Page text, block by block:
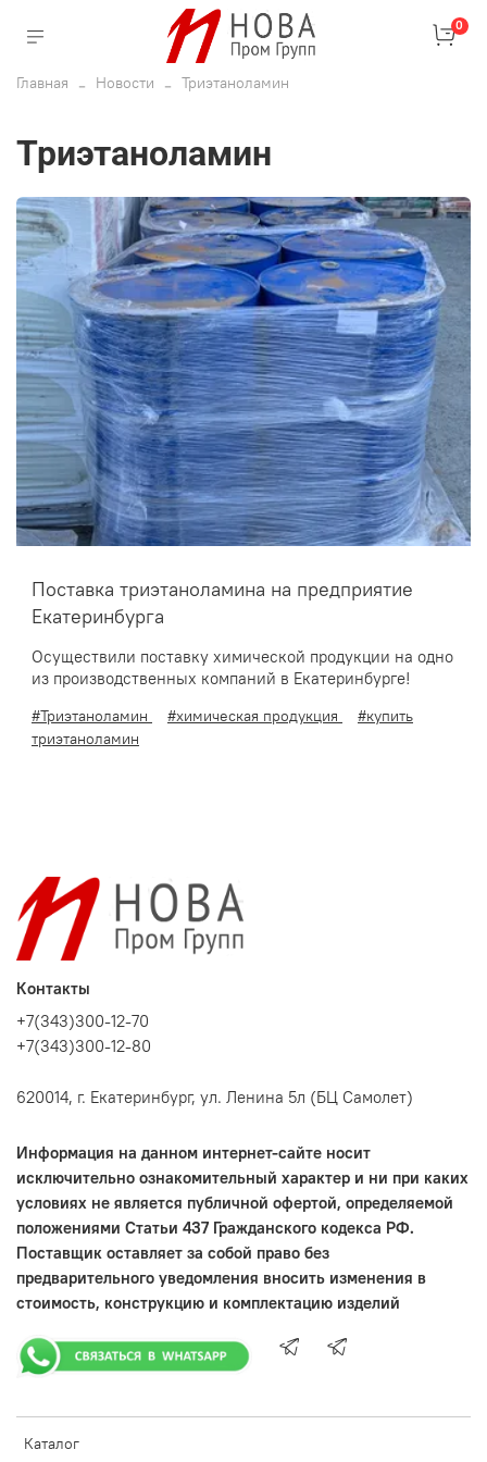
0
Главная Новости Триэтаноламин
Триэтаноламин
Поставка триэтаноламина на предприятие
Екатеринбурга
Осуществили поставку химической продукции на одно
из производственных компаний в Екатеринбурге!
#Триэтаноламин #химическая продукция
#купить
триэтаноламин
Каталог
Контакты
+7(343)300-12-70
+7(343)300-12-80
620014, г. Екатеринбург, ул. Ленина 5л (БЦ Самолет)
Информация на данном интернет-сайте носит
исключительно ознакомительный характер и ни при каких
условиях не является публичной офертой, определяемой
положениями Статьи 437 Гражданского кодекса РФ.
Поставщик оставляет за собой право без
предварительного уведомления вносить изменения в
стоимость, конструкцию и комплектацию изделий